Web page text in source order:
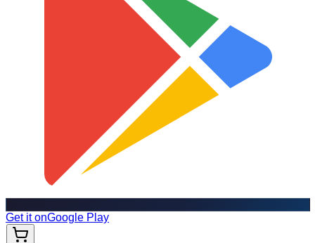
Get it onGoogle Play